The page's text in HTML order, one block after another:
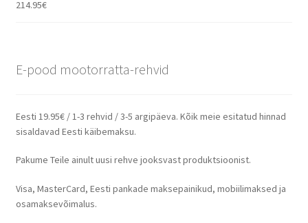
214.95€
E-pood mootorratta-rehvid
Eesti 19.95€ / 1-3 rehvid / 3-5 argipäeva. Kõik meie esitatud hinnad
sisaldavad Eesti käibemaksu.
Pakume Teile ainult uusi rehve jooksvast produktsioonist.
Visa, MasterCard, Eesti pankade maksepainikud, mobiilimaksed ja
osamaksevõimalus.